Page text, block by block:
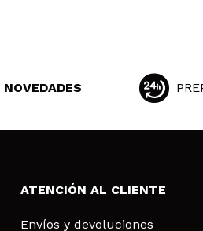
NOVEDADES
ATENCIÓN AL CLIENTE
Envíos y devoluciones